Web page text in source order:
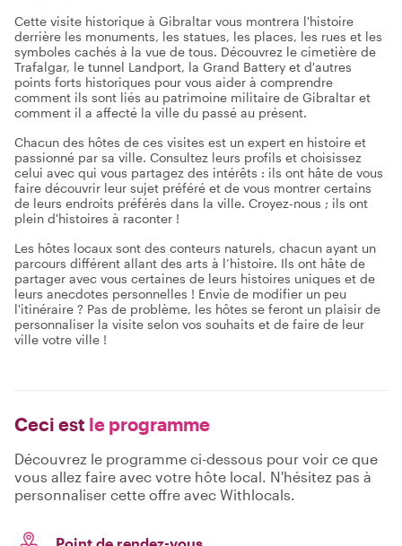
Cette visite historique à Gibraltar vous montrera l'histoire
derrière les monuments, les statues, les places, les rues et les
symboles cachés à la vue de tous. Découvrez le cimetière de
Trafalgar, le tunnel Landport, la Grand Battery et d'autres
points forts historiques pour vous aider à comprendre
comment ils sont liés au patrimoine militaire de Gibraltar et
comment il a affecté la ville du passé au présent.
Chacun des hôtes de ces visites est un expert en histoire et
passionné par sa ville. Consultez leurs profils et choisissez
celui avec qui vous partagez des intérêts : ils ont hâte de vous
faire découvrir leur sujet préféré et de vous montrer certains
de leurs endroits préférés dans la ville. Croyez-nous ; ils ont
plein d'histoires à raconter !
Les hôtes locaux sont des conteurs naturels, chacun ayant un
parcours différent allant des arts à l’histoire. Ils ont hâte de
partager avec vous certaines de leurs histoires uniques et de
leurs anecdotes personnelles ! Envie de modifier un peu
l'itinéraire ? Pas de problème, les hôtes se feront un plaisir de
personnaliser la visite selon vos souhaits et de faire de leur
ville votre ville !
Ceci est le programme
Découvrez le programme ci-dessous pour voir ce que
vous allez faire avec votre hôte local. N'hésitez pas à
personnaliser cette offre avec Withlocals.